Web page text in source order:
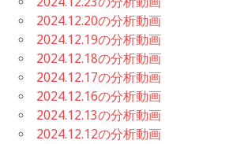
2024.12.20の分析動画
2024.12.19の分析動画
2024.12.18の分析動画
2024.12.17の分析動画
2024.12.16の分析動画
2024.12.13の分析動画
2024.12.12の分析動画